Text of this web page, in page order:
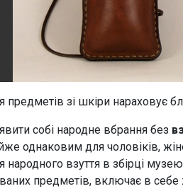
предметів зі шкіри нараховує
собі народне вбрання без
однаковим для чоловіків,
народного взуття в збірці
предметів, включає в себе